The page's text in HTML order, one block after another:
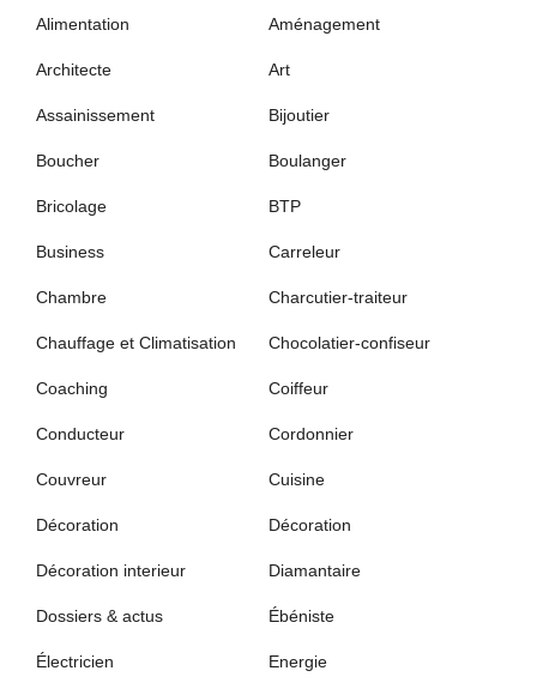
Alimentation Aménagement
Architecte Art
Assainissement Bijoutier
Boucher Boulanger
Bricolage BTP
Business Carreleur
Chambre Charcutier-traiteur
Chauffage et Climatisation Chocolatier-confiseur
Coaching Coiffeur
Conducteur Cordonnier
Couvreur Cuisine
Décoration Décoration
Décoration interieur Diamantaire
Dossiers & actus Ébéniste
Électricien Energie